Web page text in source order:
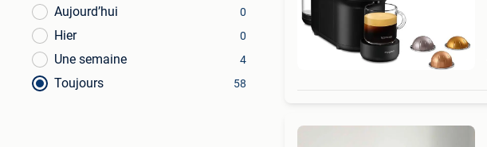
Aujourd’hui
0
Hier 0
Une semaine 4
Toujours 58